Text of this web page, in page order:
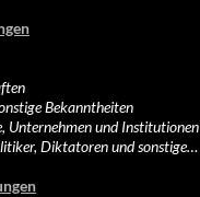
Bekanntheiten
Unternehmen und Institutionen
Diktatoren und sonstige…